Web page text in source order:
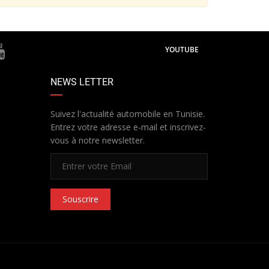
YOUTUBE
NEWS LETTER
Suivez l'actualité automobile en Tunisie.
Entrez votre adresse e-mail et inscrivez-
vous à notre newsletter.
Souscrire